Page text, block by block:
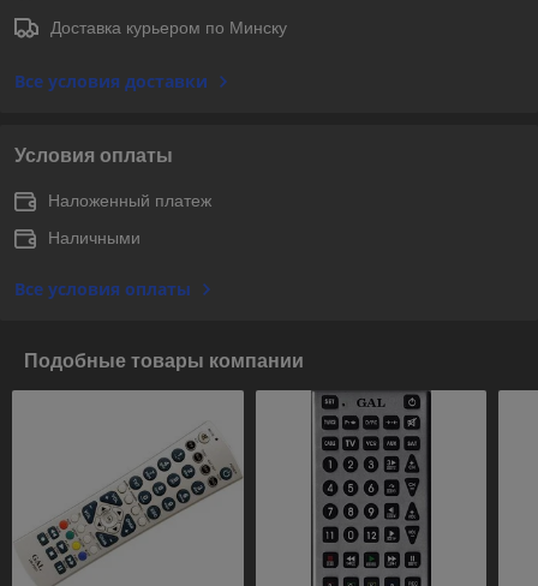
Доставка курьером по Минску
Все условия доставки
Условия оплаты
Наложенный платеж
Наличными
Все условия оплаты
Подобные товары компании